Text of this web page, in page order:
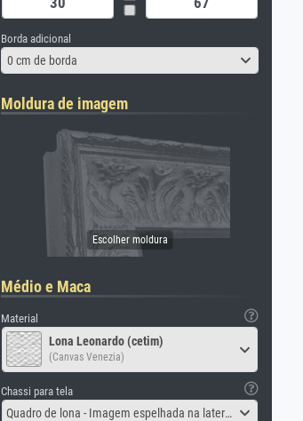
Borda adicional
0 cm de borda
Moldura de imagem
Médio e Maca
Material
Lona Leonardo (cetim)
(Canvas Venezia)
Chassi para tela
Quadro de lona - Imagem espelhada na lateral